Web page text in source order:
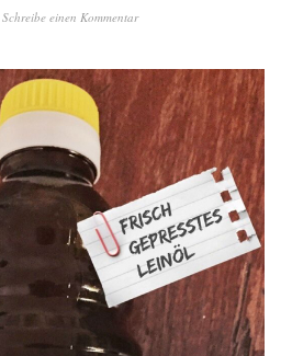
Schreibe einen Kommentar